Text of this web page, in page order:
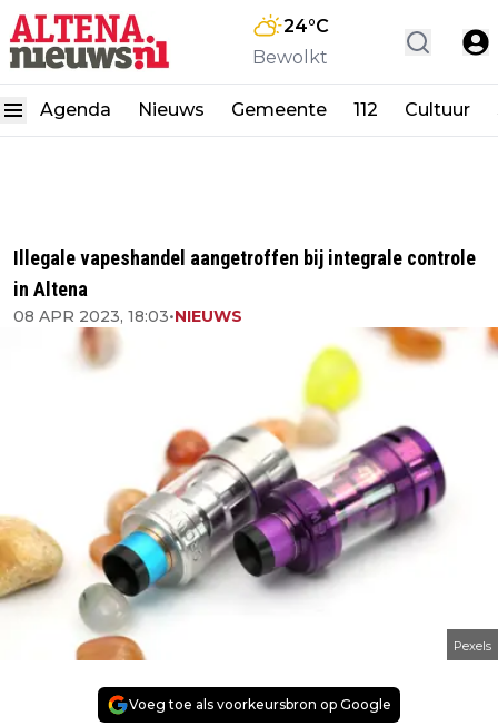
24°C
Bewolkt
Agenda Nieuws Gemeente 112 Cultuur
Illegale vapeshandel aangetroffen bij integrale controle
in Altena
08 APR 2023, 18:03•NIEUWS
Pexels
Voeg toe als voorkeursbron op Google